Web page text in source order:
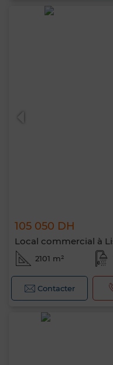
105 050 DH
Local commercial à
2101 m²
Contacter